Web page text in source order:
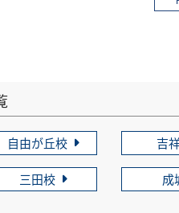
自由が丘校 吉
三田校 成